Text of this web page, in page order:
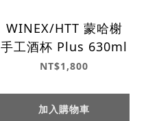
WINEX/HTT 蒙哈榭
手工酒杯 Plus 630ml
NT$1,800
加入購物車